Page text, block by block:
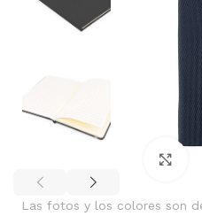
Las fotos y los colores son